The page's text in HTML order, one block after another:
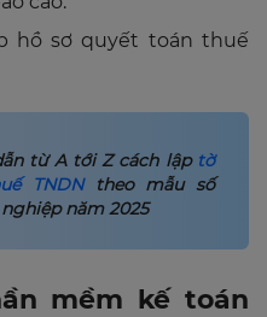
hồ sơ quyết toán thuế
từ A tới Z cách lập tờ
TNDNtheo mẫu số
năm 2025
mềm kế toán